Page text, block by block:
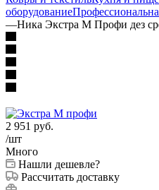
оборудование
—Ника Экстра М Профи дез
2 951 руб.
/шт
Много
Нашли дешевле?
Рассчитать доставку